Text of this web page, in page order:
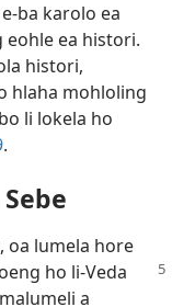
ba karolo ea
ea histori.
histori,
hlaha mohloling
li lokela ho
.
oa lumela hore
ho li-Veda
a